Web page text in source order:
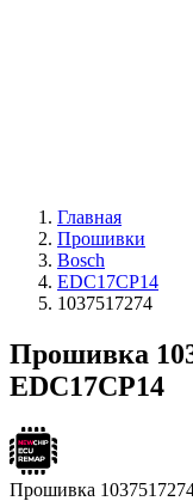
Главная
Прошивки
Bosch
EDC17CP14
1037517274
Прошивка
EDC17CP14
Прошивка